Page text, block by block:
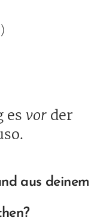
es vor der
aus deinem